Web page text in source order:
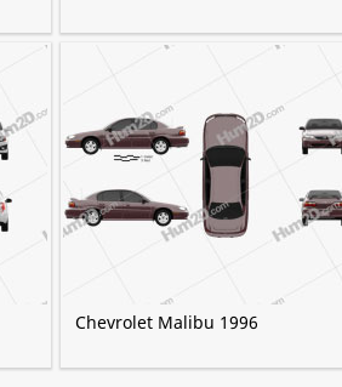
Chevrolet Malibu 1996